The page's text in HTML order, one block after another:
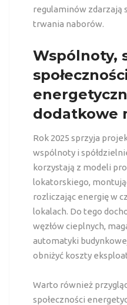
regulaminów zdarzają
trwania naborów.
Wspólnoty,
dodatkowe
Rok 2025 sprzyja
wspólnoty i
korzystają z modeli
lokatorskiego,
rozliczając energię w
lokalach. Do tego
węzłów cieplnych,
automatyki
obniżyć koszty
Warto również
społeczności